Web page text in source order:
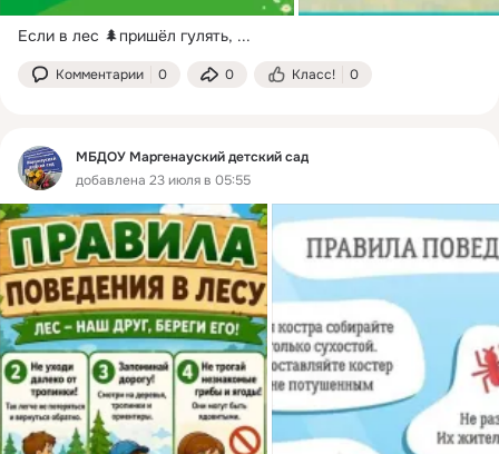
Если в лес 🌲пришëл гулять, ...
Комментарии 0 0 Класс! 0
МБДОУ Маргенауский детский сад
добавлена 23 июля в 05:55